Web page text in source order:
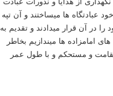
عبادتگاه ها میساختند و آن تپه
را در آن قرار میدادند و تقدیم به
امامزاده ها میندازیم بخاطر
و مستحکم و با طول عمر